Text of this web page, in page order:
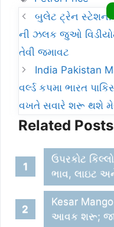
બુલેટ ટ્રેન સ્ટેશન:
ની ઝલક જુઓ
તેવી જમાવટ
India Pakistan
વર્લ્ડ કપમા ભારત
વખતે સવારે શરૂ થશે
Related Posts
ઉપરકોટ
ભાવ, લાઇટ
Kesar
આવક શરૂ;